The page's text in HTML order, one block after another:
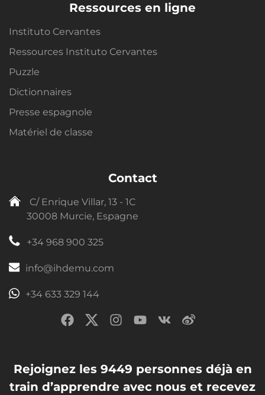
Ressources en ligne
Instituto Cervantes
Ressources Instituto Cervantes
Puzzle
Dictionnaires
Presse espagnole
Matériel de classe
Contact
C/ Enrique Villar, 13 - 1C
30008 Murcie, Espagne
+34 968 900 325
info@ihdemu.com
+34 633 329 144
Rejoignez les 9449 personnes déjà en
train d’apprendre avec nous et recevez